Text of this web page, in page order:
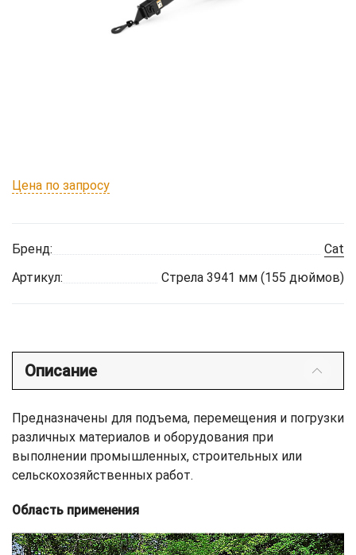
Цена по запросу
Бренд:
Cat
Артикул:
Стрела 3941 мм (155 дюймов)
Описание
Предназначены для подъема, перемещения и погрузки
различных материалов и оборудования при
выполнении промышленных, строительных или
сельскохозяйственных работ.
Область применения